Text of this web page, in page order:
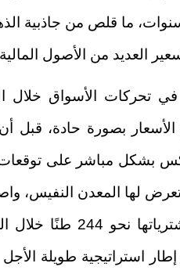
سنوات، ما قلص من جاذبية
العديد من الأصول
تحركات الأسواق خلال
بصورة حادة، قبل
بشكل مباشر على
لها المعدن النفيس،
استراتيجية طويلة الأجل